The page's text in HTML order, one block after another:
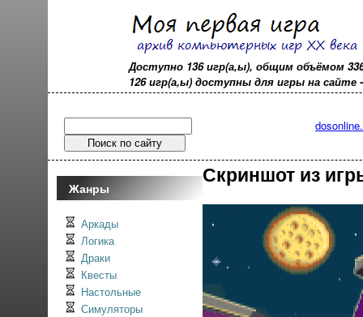
Доступно 136 игр(а,ы), общим объёмом
126 игр(а,ы) доступны для игры на сайте
Жанры
Аркады
Логика
Драки
Квесты
Настольные
Симуляторы
Скриншот из